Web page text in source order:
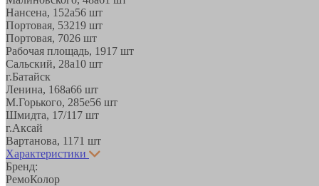
Нансена, 152а56 шт
Портовая, 53219 шт
Портовая, 7026 шт
Рабочая площадь, 1917 шт
Сальский, 28a10 шт
г.Батайск
Ленина, 168а66 шт
М.Горького, 285е56 шт
Шмидта, 17/117 шт
г.Аксай
Вартанова, 11 71 шт
Характеристики
Бренд:
РемоКолор